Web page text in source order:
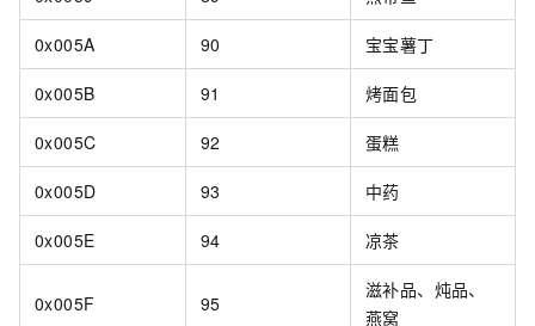
0x005A 90 宝宝薯丁
0x005B 91 烤面包
0x005C 92 蛋糕
0x005D 93 中药
0x005E 94 凉茶
0x005F 95
滋补品、炖品、
燕窝